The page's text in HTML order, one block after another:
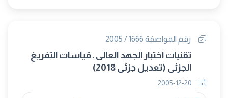
رقم المواصفة 1666 / 2005
تقنيات اختبار الجهد العالى ـ قياسات التفريغ
الجزئى (تعديل جزئى 2018)